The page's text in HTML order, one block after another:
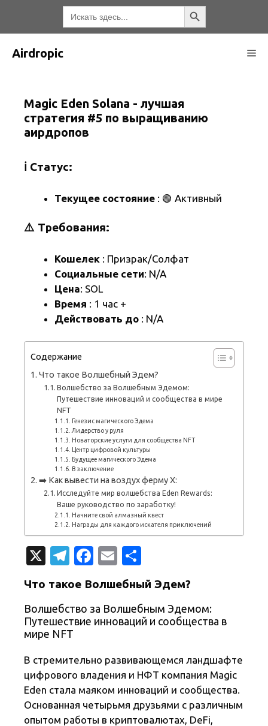
содержимому
Искать: Кнопка поиска
Airdropic
Magic Eden Solana - лучшая
стратегия #5 по выращиванию
аирдропов
ℹ️ Статус:
Текущее состояние : 🟢 Активный
⚠️ Требования:
Кошелек : Призрак/Солфат
Социальные сети: N/A
Цена: SOL
Время : 1 час +
Действовать до : N/A
Содержание
Что такое Волшебный Эдем?
Волшебство за Волшебным Эдемом:
Путешествие инноваций и сообщества в мире
NFT
Генезис магического Эдема
Лидерство у руля
Новаторские услуги для сообщества NFT
Центр цифровой культуры
Будущее магического Эдема
В заключение
➡️ Как вывести на воздух ферму X:
Исследуйте мир волшебства Eden Rewards:
Ваше руководство по заработку!
Начните свой алмазный квест
Награды для каждого искателя приключений
X
T
e
gr
a
Fa
e
b
o
k
E
m
ail
т
п
р
а
и
т
ь
Что такое Волшебный Эдем?
Волшебство за Волшебным Эдемом:
Путешествие инноваций и сообщества в
мире NFT
В стремительно развивающемся ландшафте
цифрового владения и НФТ компания Magic
Eden стала маяком инноваций и сообщества.
Основанная четырьмя друзьями с различным
опытом работы в криптовалютах, DeFi,